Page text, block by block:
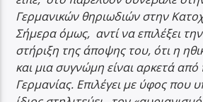
Γερμανικών θηριωδιών στην
Σήμερα όμως, αντί να επιλέξει
στήριξη της άποψης του, ότι η
και μια συγνώμη είναι αρκετά
Γερμανίας. Επιλέγει με ύφος που